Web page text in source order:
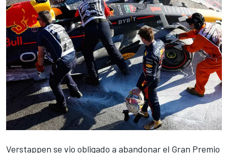
Verstappen se vio obligado a abandonar el Gran Premio